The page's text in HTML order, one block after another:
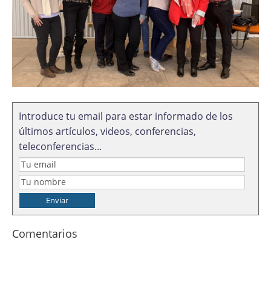
Introduce tu email para estar informado de los
últimos artículos, videos, conferencias,
teleconferencias...
Comentarios